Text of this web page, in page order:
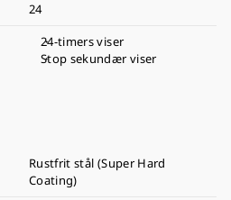
24
24-timers viser
Stop sekundær viser
Rustfrit stål (Super Hard
Coating)